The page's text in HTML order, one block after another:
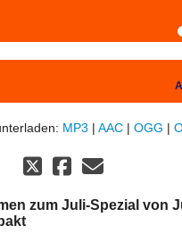
MP3 | AAC | OGG |
zum Juli-Spezial von